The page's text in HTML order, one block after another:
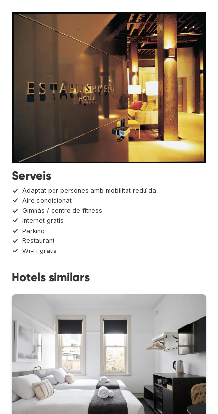
Serveis
Adaptat per persones amb mobilitat reduïda
Aire condicionat
Gimnàs / centre de fitness
Internet gratis
Parking
Restaurant
Wi-Fi gratis
Hotels similars